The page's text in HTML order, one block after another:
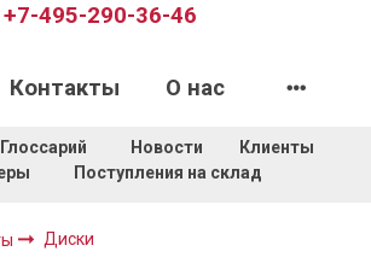
+7-495-290-36-46
Контакты О нас
Глоссарий Новости
Клиенты
Поступления на склад
Диски